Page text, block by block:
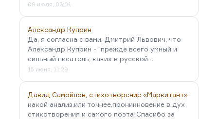
09 июля, 03:01
Александр Куприн
Да, я согласна с вами, Дмитрий Львович, что
Александр Куприн - "прежде всего умный и
сильный писатель, каких в русской…
15 июня, 11:29
Давид Самойлов, стихотворение «Маркитант»
какой анализ,или точнее,проникновение в дух
стихотворения и самого поэта!Спасибо за